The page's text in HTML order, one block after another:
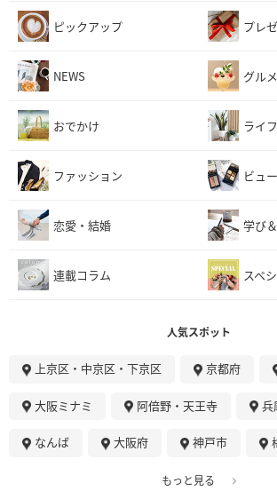
ピックアップ プレ
NEWS グルメ
おでかけ ライ
ファッション ビュ
恋愛・結婚 学び
連載コラム スペ
人気スポット
上京区・中京区・下京区 京都府
大阪ミナミ 阿倍野・天王寺 兵
なんば 大阪府 神戸市
もっと見る